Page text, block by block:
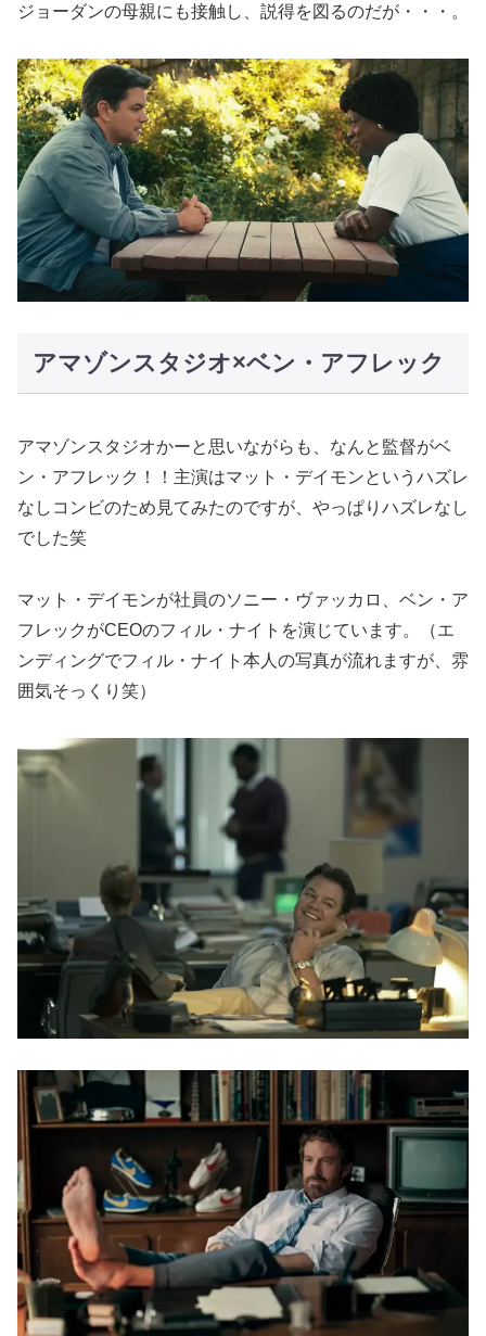
ジョーダンの母親にも接触し、説得を図るのだが・・・。
アマゾンスタジオ×ベン・アフレック
アマゾンスタジオかーと思いながらも、なんと監督がベ
ン・アフレック！！主演はマット・デイモンというハズレ
なしコンビのため見てみたのですが、やっぱりハズレなし
でした笑
マット・デイモンが社員のソニー・ヴァッカロ、ベン・ア
フレックがCEOのフィル・ナイトを演じています。（エ
ンディングでフィル・ナイト本人の写真が流れますが、雰
囲気そっくり笑）